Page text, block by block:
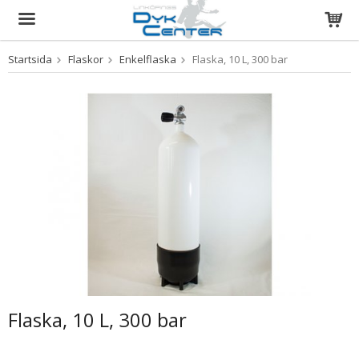
Produkten har blivit tillagd i varukorgen
Startsida Flaskor Enkelflaska Flaska, 10 L, 300 bar
Flaska, 10 L, 300 bar